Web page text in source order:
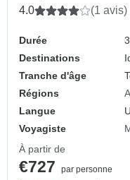
4.0 (1 avis)
Durée
Destinations
Tranche d'âge
Régions
Langue
Voyagiste
À partir de
€727
par personne